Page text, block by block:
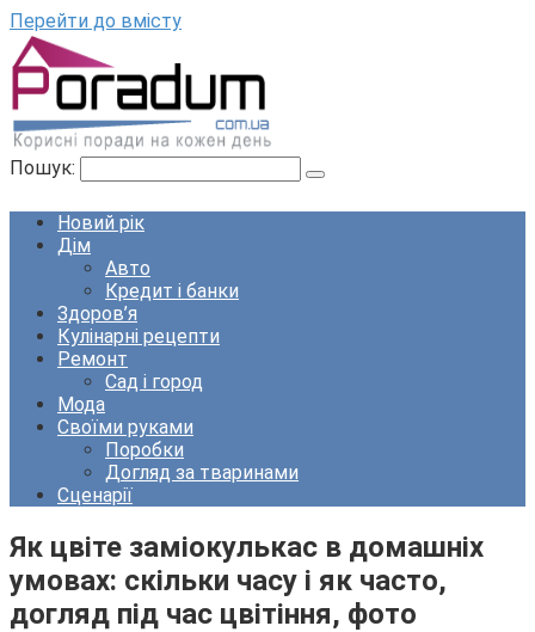
Перейти до вмісту
Пошук:
Новий рік
Дім
Авто
Кредит і банки
Здоров’я
Кулінарні рецепти
Ремонт
Сад і город
Мода
Своїми руками
Поробки
Догляд за тваринами
Сценарії
Як цвіте заміокулькас в домашніх
умовах: скільки часу і як часто,
догляд під час цвітіння, фото